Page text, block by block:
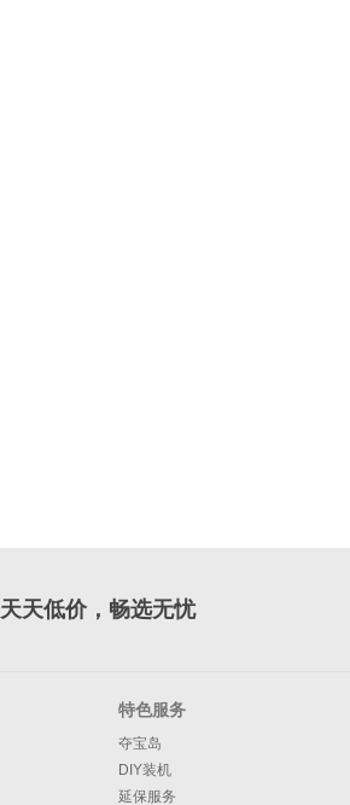
天天低价，畅选无忧
特色服务
夺宝岛
DIY装机
延保服务